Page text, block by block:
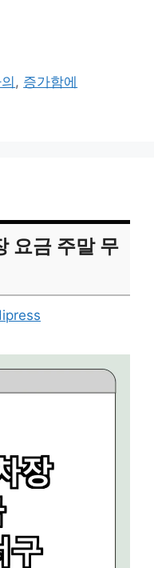
, 증가함에
요금 주말 무